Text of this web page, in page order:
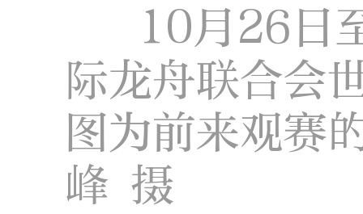
10月26日
际龙舟联合会
图为前来观赛
峰 摄